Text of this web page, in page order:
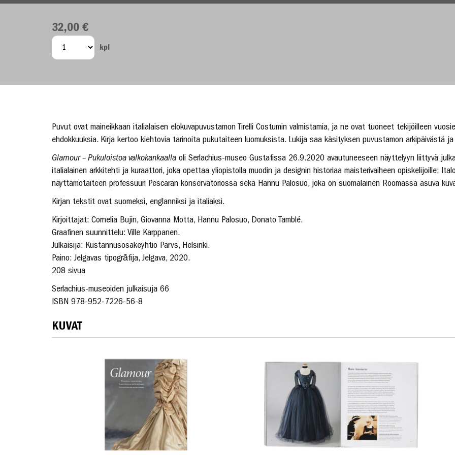
32,00 €
kpl
Puvut ovat maineikkaan italialaisen elokuvapuvustamon Tirelli Costumin valmistamia, ja ne ovat tuoneet tekijöilleen
ehdokkuuksia. Kirja kertoo kiehtovia tarinoita pukutaiteen luomuksista. Lukija saa käsityksen puvustamon arkipäivästä
Glamour – Pukuloistoa valkokankaalla oli Serlachius-museo Gustafissa 26.9.2020 avautuneeseen näyttelyyn liittyvä
italialainen arkkitehti ja kuraattori, joka opettaa yliopistolla muodin ja designin historiaa maisterivaiheen opiskelijoille;
näyttämötaiteen professuuri Pescaran konservatoriossa sekä Hannu Palosuo, joka on suomalainen Roomassa asuva
Kirjan tekstit ovat suomeksi, englanniksi ja italiaksi.
Kirjoittajat: Cornelia Bujin, Giovanna Motta, Hannu Palosuo, Donato Tamblé.
Graafinen suunnittelu: Ville Karppanen.
Julkaisija: Kustannusosakeyhtiö Parvs, Helsinki.
Paino: Jelgavas tipogrāfija, Jelgava, 2020.
208 sivua
Serlachius-museoiden julkaisuja 66
ISBN 978-952-7226-56-8
KUVAT